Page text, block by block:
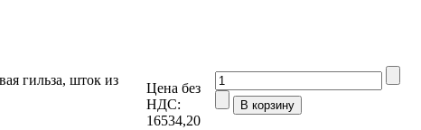
гильза, шток из
Цена без
НДС:
16534,20